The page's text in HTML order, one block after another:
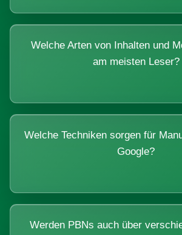
Welche Arten von Inhalten und
am meisten Leser?
Welche Techniken sorgen für
Google?
Werden PBNs auch über